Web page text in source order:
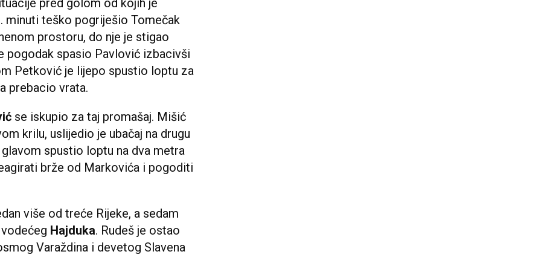
minuti teško pogriješio Tomečak
prostoru, do nje je stigao
pogodak spasio Pavlović izbacivši
Petković je lijepo spustio loptu za
prebacio vrata.
se iskupio za taj promašaj. Mišić
krilu, uslijedio je ubačaj na drugu
spustio loptu na dva metra
brže od Markovića i pogoditi
više od treće Rijeke, a sedam
Hajduka. Rudeš je ostao
Varaždina i devetog Slavena